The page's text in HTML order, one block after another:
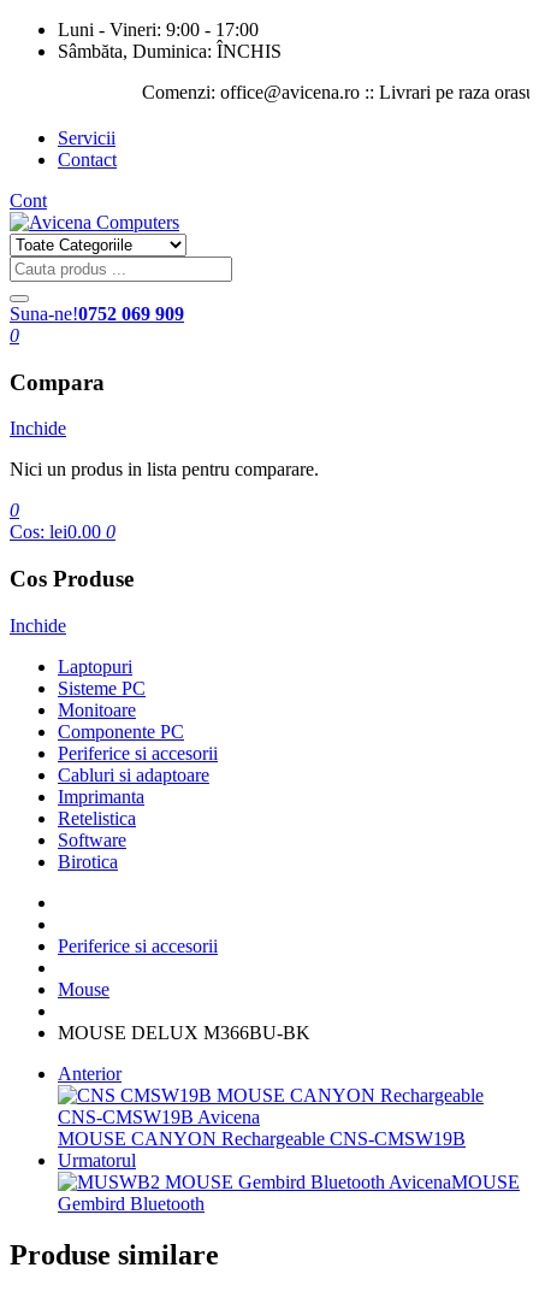
Luni - Vineri: 9:00 - 17:00
Sâmbăta, Duminica: ÎNCHIS
Comenzi: office@avicena.ro :: Livrari pe raza orasului
Servicii
Contact
Cont
Suna-ne!0752 069 909
0
Compara
Inchide
Nici un produs in lista pentru comparare.
0
Cos: lei0.00 0
Cos Produse
Inchide
Laptopuri
Sisteme PC
Monitoare
Componente PC
Periferice si accesorii
Cabluri si adaptoare
Imprimanta
Retelistica
Software
Birotica
Periferice si accesorii
Mouse
MOUSE DELUX M366BU-BK
Anterior
MOUSE CANYON Rechargeable CNS-CMSW19B
Urmatorul
MOUSE
Gembird Bluetooth
Produse similare